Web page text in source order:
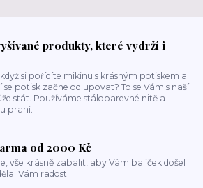
produkty, které vydrží i
si pořídíte mikinu s krásným potiskem a
potisk začne odlupovat? To se Vám s naší
stát. Používáme stálobarevné nitě a
praní.
od 2000 Kč
vše krásně zabalit, aby Vám balíček došel
Vám radost.